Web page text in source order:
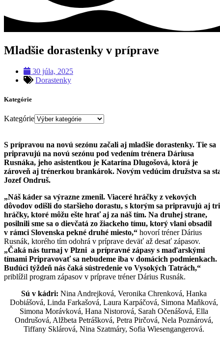
Mladšie dorastenky v príprave
30 júla, 2025
Dorastenky
Kategórie
Kategórie
S prípravou na novú sezónu začali aj mladšie dorastenky. Tie sa
pripravujú na novú sezónu pod vedením trénera Dáriusa
Rusnáka, jeho asistentkou je Katarína Dlugošová, ktorá je
zároveň aj trénerkou brankárok. Novým vedúcim družstva sa
Jozef Ondruš.
„Náš káder sa výrazne zmenil. Viaceré hráčky z vekových
dôvodov odišli do staršieho dorastu, s ktorým sa pripravujú aj tri
hráčky, ktoré môžu ešte hrať aj za náš tím. Na druhej strane,
posilnili sme sa o dievčatá zo žiackeho tímu, ktorý vlani obsadil
v rámci Slovenska pekné druhé miesto,“ hovorí tréner Dárius
Rusnák, ktorého tím odohrá v príprave deväť až desať zápasov.
„Čaká nás turnaj v Plzni a prípravné zápasy s maďarskými
tímami Pripravovať sa nebudeme iba v domácich podmienkach.
Budúci týždeň nás čaká sústredenie vo Vysokých Tatrách,“
priblížil program zápasov v príprave tréner Dárius Rusnák.
Sú v kádri: Nina Andrejková, Veronika Chrenková, Hanka
Dobiášová, Linda Farkašová, Laura Karpáčová, Simona Maňková,
Simona Morávková, Hana Nistorová, Sarah Očenášová, Ella
Ondrušová, Alžbeta Petrášková, Petra Pirčová, Nela Poznárová,
Tiffany Sklárová, Nina Szatmáry, Sofia Wiesengangerová.